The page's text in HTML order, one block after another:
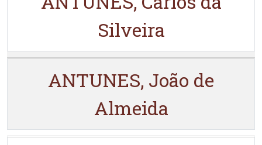
Silveira
ANTUNES, João de
Almeida